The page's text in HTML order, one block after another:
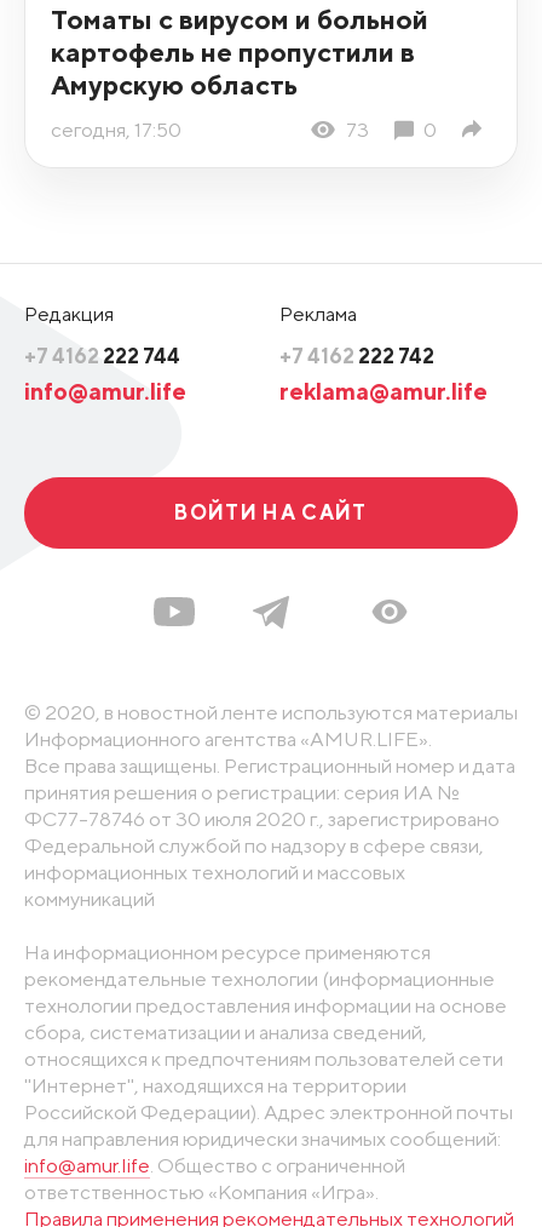
Томаты с вирусом и больной
картофель не пропустили в
Амурскую область
сегодня, 17:50 73 0
Редакция
+7 4162 222 744
info@amur.life
Реклама
+7 4162 222 742
reklama@amur.life
ВОЙТИ НА САЙТ
© 2020, в новостной ленте используются материалы
Информационного агентства «AMUR.LIFE».
Все права защищены. Регистрационный номер и дата
принятия решения о регистрации: серия ИА №
ФС77-78746 от 30 июля 2020 г., зарегистрировано
Федеральной службой по надзору в сфере связи,
информационных технологий и массовых
коммуникаций
На информационном ресурсе применяются
рекомендательные технологии (информационные
технологии предоставления информации на основе
сбора, систематизации и анализа сведений,
относящихся к предпочтениям пользователей сети
"Интернет", находящихся на территории
Российской Федерации). Адрес электронной почты
для направления юридически значимых сообщений:
info@amur.life. Общество с ограниченной
ответственностью «Компания «Игра».
Правила применения рекомендательных технологий